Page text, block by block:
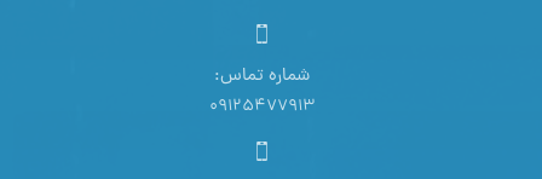
شماره تماس:
09125477913